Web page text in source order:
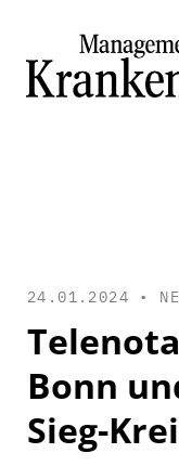
24.01.2024 •
Bonn
Sieg-